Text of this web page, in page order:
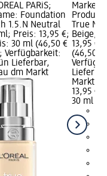
PARiS;
Foundation
1.5.N Neutral
Preis: 13,95 €;
30 ml (46,50 €
Verfügbarkeit:
Lieferbar,
dm Markt
Marke:
True
Beige,
13,95 €;
(46,50 €
Markt
13,95 €
30 ml